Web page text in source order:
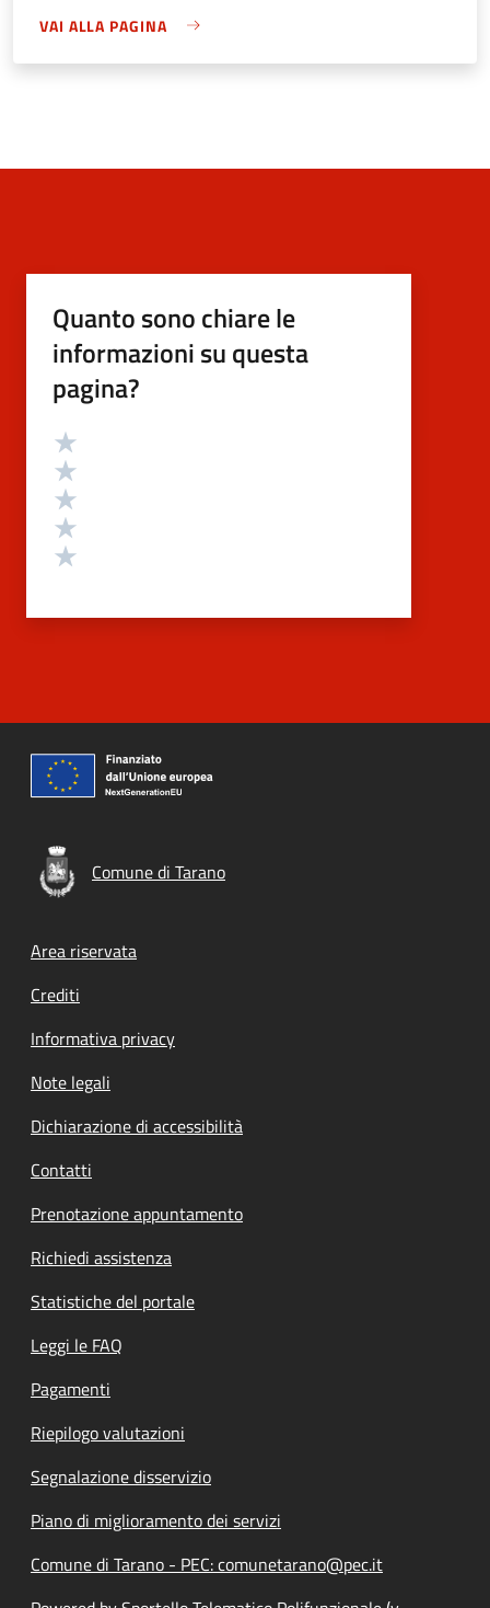
VAI ALLA PAGINA
Quanto sono chiare le
informazioni su questa
pagina?
Valutazione
Comune di Tarano
Footer menu
Area riservata
Crediti
Informativa privacy
Note legali
Dichiarazione di accessibilità
Contatti
Prenotazione appuntamento
Richiedi assistenza
Statistiche del portale
Leggi le FAQ
Pagamenti
Riepilogo valutazioni
Segnalazione disservizio
Piano di miglioramento dei servizi
Comune di Tarano - PEC: comunetarano@pec.it